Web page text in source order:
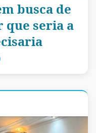
busca de
que seria a